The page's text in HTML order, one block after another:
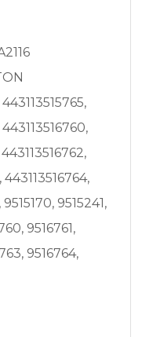
443113516764,
9515241,
9516761,
9516764,